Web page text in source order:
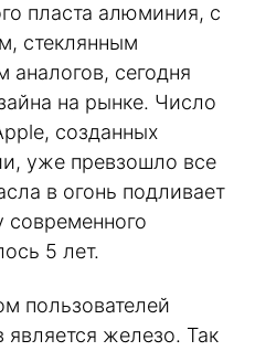
пласта алюминия, с
стеклянным
сегодня
на рынке. Число
созданных
уже превзошло все
в огонь подливает
современного
5 лет.
пользователей
железо. Так